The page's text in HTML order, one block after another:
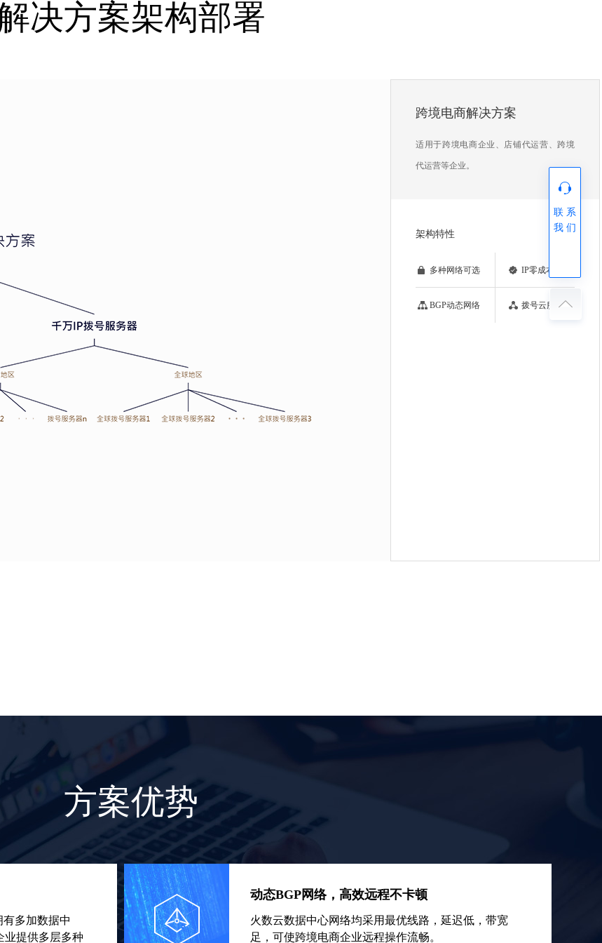
决方案架构部署
跨境电商解决方案
适用于跨境电商企业、店铺代运营、跨境
代运营等企业。
架构特性
多种网络可选 IP零成本出租
BGP动态网络 拨号云服务器
方案优势
有多加数据中
业提供多层多种
动态BGP网络，高效远程不卡顿
火数云数据中心网络均采用最优线路，延迟低，带宽
足，可使跨境电商企业远程操作流畅。
联 系
我 们